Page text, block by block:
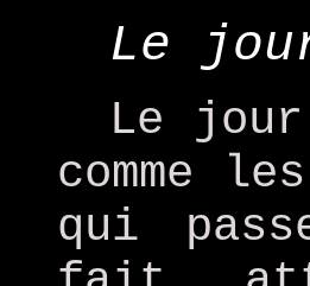
Le
Le
comme
qui